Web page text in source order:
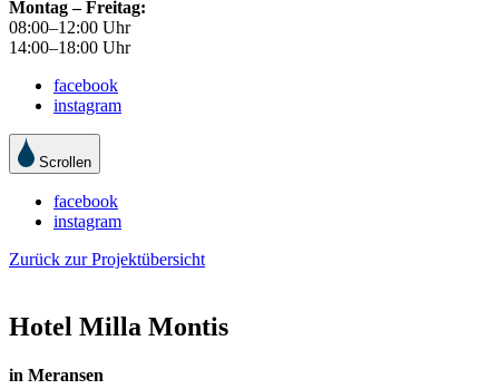
Montag – Freitag:
08:00–12:00 Uhr
14:00–18:00 Uhr
facebook
instagram
Scrollen
facebook
instagram
Zurück zur Projektübersicht
Hotel Milla Montis
in Meransen